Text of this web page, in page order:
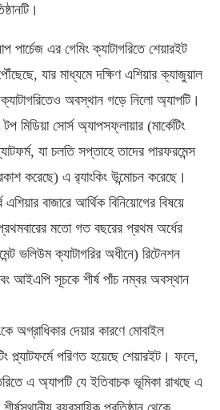
পার্চেজ এর গেমিং ক্যাটাগরিতে শেয়ারইট
যার মাধ্যমে দক্ষিণ এশিয়ার ক্যাজুয়াল
অবস্থান গড়ে নিলো অ্যাপটি।
মিডিয়া সোর্স অ্যাপসফ্লায়ার (মার্কেটিং
যা চলতি সপ্তাহে তাদের পারফরমেন্স
করেছে) এ র‌্যাংকিং উন্মোচন করেছে।
বাজারে আর্থিক বিনিয়োগের বিষয়ে
মতো গত বছরের প্রথম অর্ধের
ভলিউম ক্যাটাগরির অধীনে) রিটেনশন
আইএপি সূচকে শীর্ষ পাঁচ নম্বর অবস্থান
অগ্রাধিকার দেয়ার কারণে মোবাইল
প্ল্যাটফর্মে পরিণত হয়েছে শেয়ারইট। ফলে,
এ অ্যাপটি যে ইতিবাচক ভূমিকা রাখছে এ